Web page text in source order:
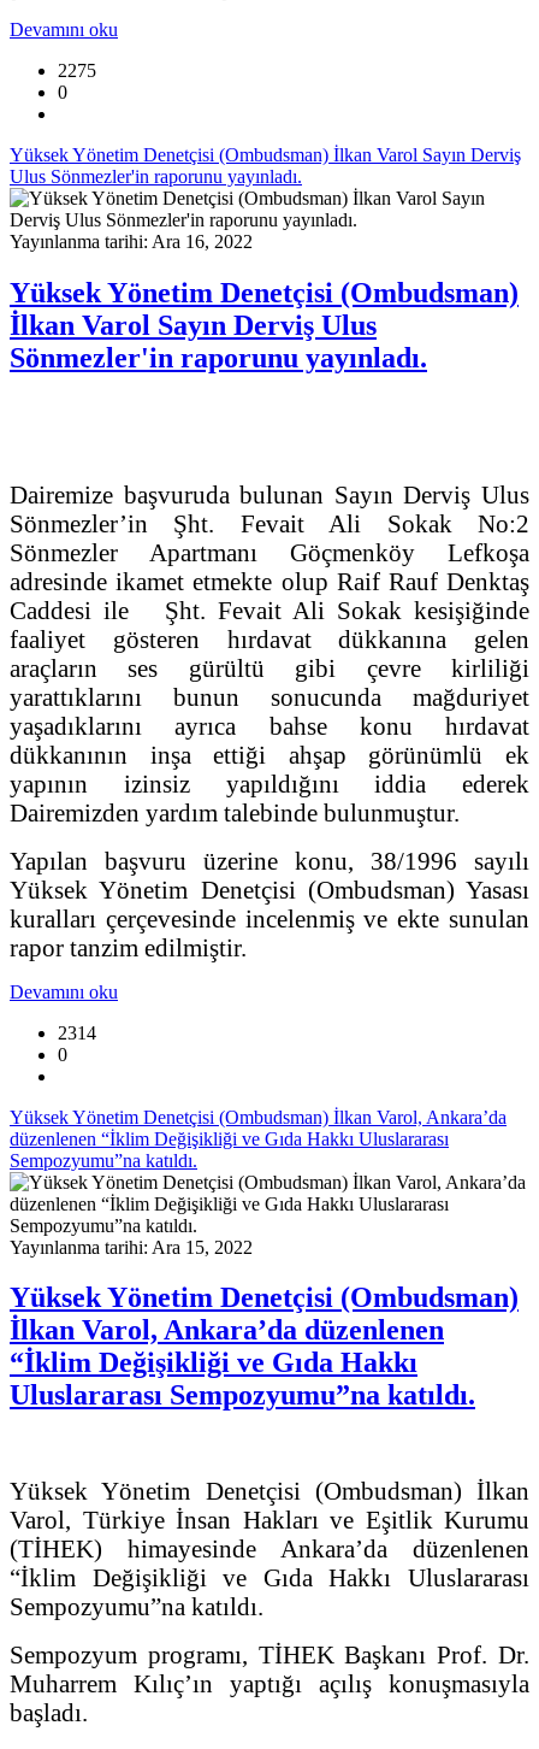
Devamını oku
2275
0
Yüksek Yönetim Denetçisi (Ombudsman) İlkan Varol Sayın Derviş
Ulus Sönmezler'in raporunu yayınladı.
Yayınlanma tarihi: Ara 16, 2022
Yüksek Yönetim Denetçisi (Ombudsman)
İlkan Varol Sayın Derviş Ulus
Sönmezler'in raporunu yayınladı.
Dairemize başvuruda bulunan Sayın Derviş Ulus
Sönmezler’in Şht. Fevait Ali Sokak No:2
Sönmezler Apartmanı Göçmenköy Lefkoşa
adresinde ikamet etmekte olup Raif Rauf Denktaş
Caddesi ile Şht. Fevait Ali Sokak kesişiğinde
faaliyet gösteren hırdavat dükkanına gelen
araçların ses gürültü gibi çevre kirliliği
yarattıklarını bunun sonucunda mağduriyet
yaşadıklarını ayrıca bahse konu hırdavat
dükkanının inşa ettiği ahşap görünümlü ek
yapının izinsiz yapıldığını iddia ederek
Dairemizden yardım talebinde bulunmuştur.
Yapılan başvuru üzerine konu, 38/1996 sayılı
Yüksek Yönetim Denetçisi (Ombudsman) Yasası
kuralları çerçevesinde incelenmiş ve ekte sunulan
rapor tanzim edilmiştir.
Devamını oku
2314
0
Yüksek Yönetim Denetçisi (Ombudsman) İlkan Varol, Ankara’da
düzenlenen “İklim Değişikliği ve Gıda Hakkı Uluslararası
Sempozyumu”na katıldı.
Yayınlanma tarihi: Ara 15, 2022
Yüksek Yönetim Denetçisi (Ombudsman)
İlkan Varol, Ankara’da düzenlenen
“İklim Değişikliği ve Gıda Hakkı
Uluslararası Sempozyumu”na katıldı.
Yüksek Yönetim Denetçisi (Ombudsman) İlkan
Varol, Türkiye İnsan Hakları ve Eşitlik Kurumu
(TİHEK) himayesinde Ankara’da düzenlenen
“İklim Değişikliği ve Gıda Hakkı Uluslararası
Sempozyumu”na katıldı.
Sempozyum programı, TİHEK Başkanı Prof. Dr.
Muharrem Kılıç’ın yaptığı açılış konuşmasıyla
başladı.